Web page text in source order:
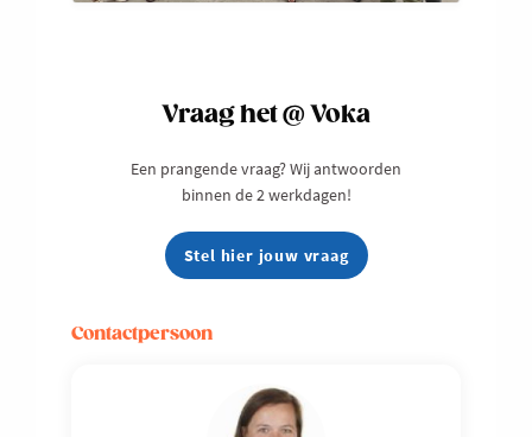
Contactpersoon
Vraag het @ Voka
Een prangende vraag? Wij antwoorden
binnen de 2 werkdagen!
Stel hier jouw vraag